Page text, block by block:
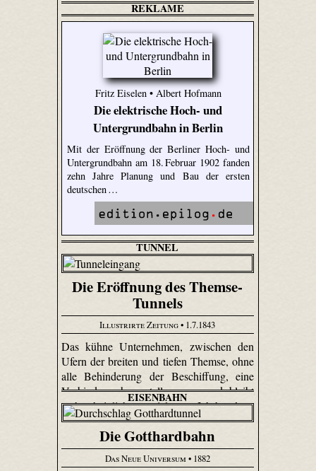
REKLAME
Fritz Eiselen • Albert Hofmann
Die elektrische Hoch- und
Untergrundbahn in Berlin
Mit der Eröffnung der Berliner Hoch- und
Untergrundbahn am 18. Februar 1902 fanden
zehn Jahre Planung und Bau der ersten
deutschen …
TUNNEL
Die Eröffnung des Themse-
Tunnels
Illustrirte Zeitung• 1.7.1843
Das kühne Unternehmen, zwischen den
Ufern der breiten und tiefen Themse, ohne
alle Behinderung der Beschiffung, eine
Verbindung herzustellen, war und bleibt
wahrscheinlich viele Jahrhunderte
unvergleichlich.
EISENBAHN
Die Gotthardbahn
Das Neue Universum • 1882